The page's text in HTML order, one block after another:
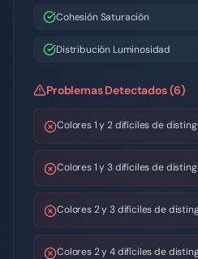
Cohesión Saturación
Distribución Luminosidad
Problemas Detectados (6)
Colores 1 y 2 difíciles de
Colores 1 y 3 difíciles de
Colores 2 y 3 difíciles de
Colores 2 y 4 difíciles de